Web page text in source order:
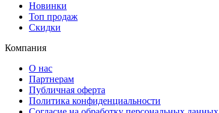
Новинки
Топ продаж
Скидки
Компания
О нас
Партнерам
Публичная оферта
Политика конфиденциальности